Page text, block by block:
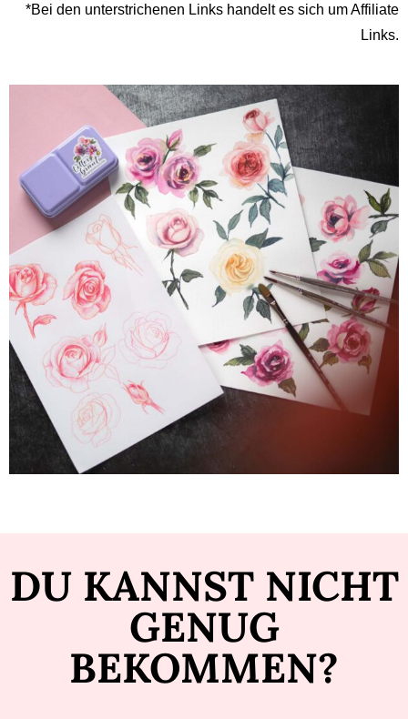
*Bei den unterstrichenen Links handelt es sich um Affiliate
Links.
DU KANNST NICHT
GENUG
BEKOMMEN?